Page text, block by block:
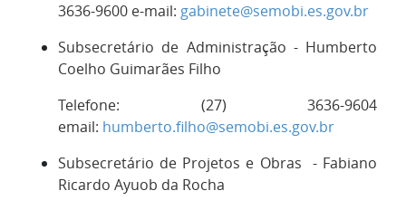
3636-9600 e-mail: gabinete@semobi.es.gov.br
Subsecretário de Administração - Humberto
Coelho Guimarães Filho
Telefone: (27) 3636-9604
email: humberto.filho@semobi.es.gov.br
Subsecretário de Projetos e Obras - Fabiano
Ricardo Ayuob da Rocha